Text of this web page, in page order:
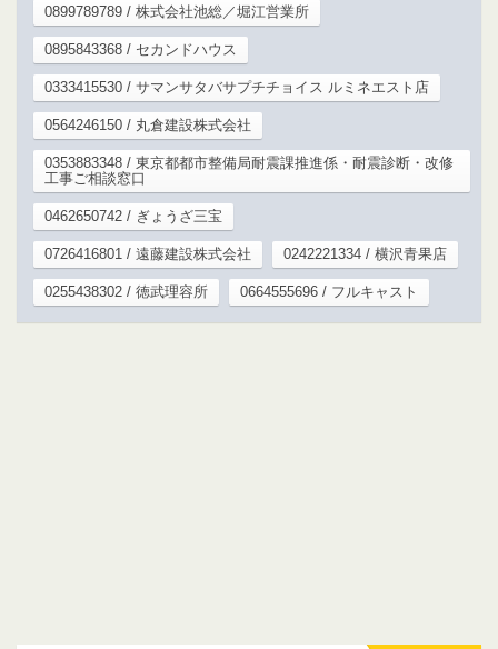
0899789789 / 株式会社池総／堀江営業所
0895843368 / セカンドハウス
0333415530 / サマンサタバサプチチョイス ルミネエスト店
0564246150 / 丸倉建設株式会社
0353883348 / 東京都都市整備局耐震課推進係・耐震診断・改修
工事ご相談窓口
0462650742 / ぎょうざ三宝
0726416801 / 遠藤建設株式会社 0242221334 / 横沢青果店
0255438302 / 徳武理容所 0664555696 / フルキャスト